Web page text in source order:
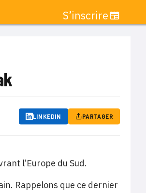
S’inscrire
LINKEDIN PARTAGER
l’Europe du Sud.
Rappelons que ce dernier